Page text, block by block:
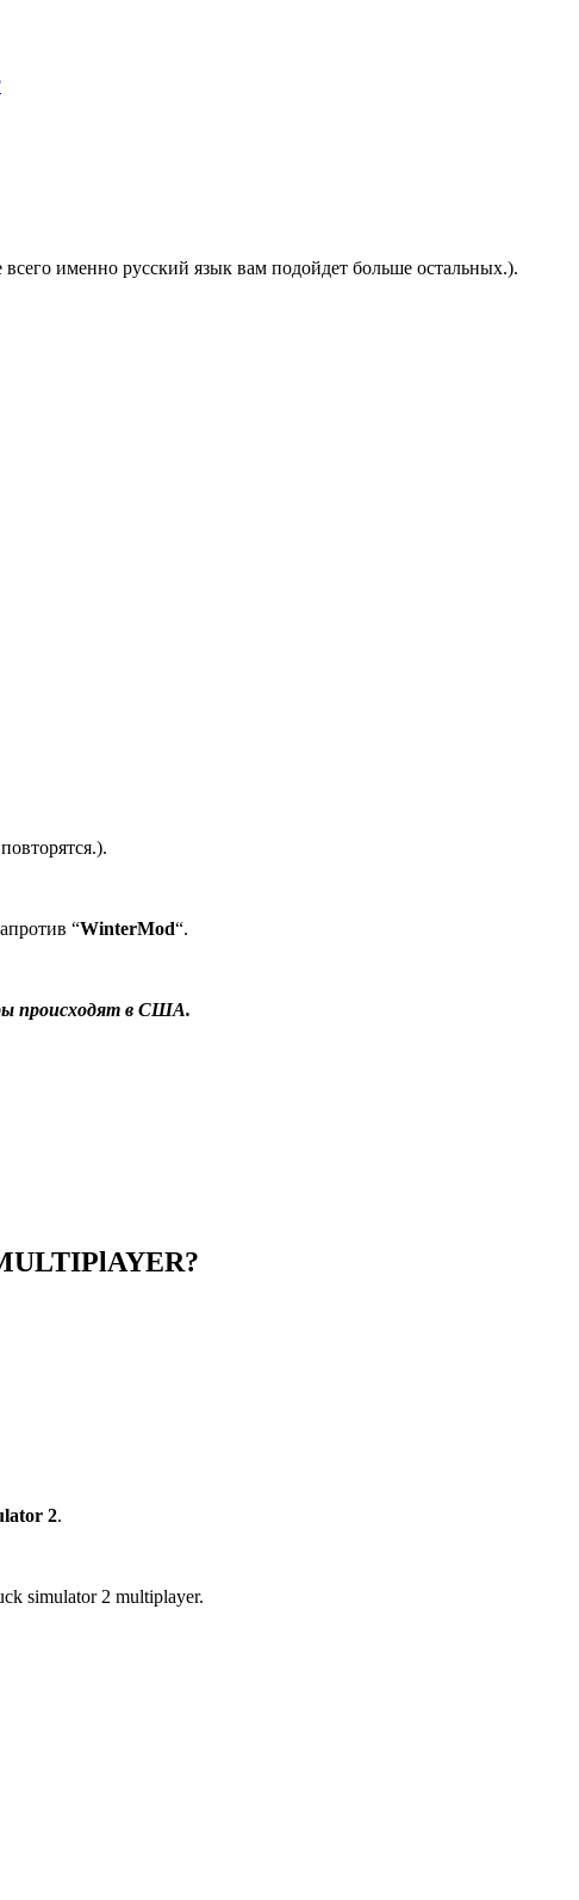
именно русский язык вам подойдет больше остальных.).
“WinterMod“.
происходят в США.
2.
simulator 2 multiplayer.